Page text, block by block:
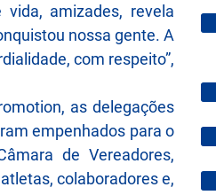
amizades, revela
nossa gente. A
com respeito”,
as delegações
empenhados para o
de Vereadores,
colaboradores e,